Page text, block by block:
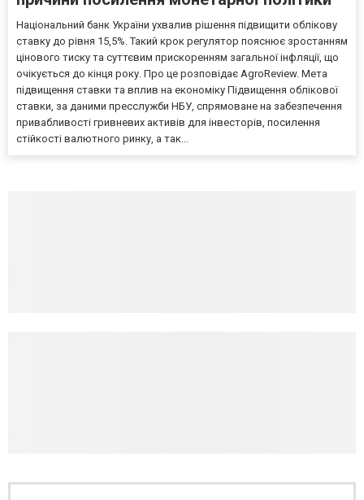
Національний банк України ухвалив рішення підвищити облікову
ставку до рівня 15,5%. Такий крок регулятор пояснює зростанням
цінового тиску та суттєвим прискоренням загальної інфляції, що
очікується до кінця року. Про це розповідає AgroReview. Мета
підвищення ставки та вплив на економіку Підвищення облікової
ставки, за даними пресслужби НБУ, спрямоване на забезпечення
привабливості гривневих активів для інвесторів, посилення
стійкості валютного ринку, а так...